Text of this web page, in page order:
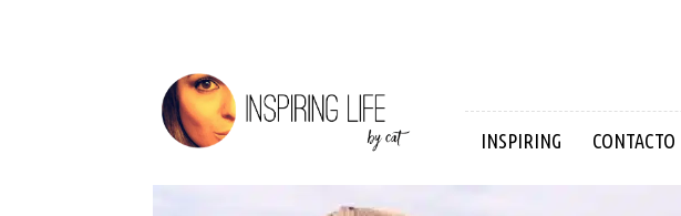
Inspiring
Life
INSPIRING CONTACTO